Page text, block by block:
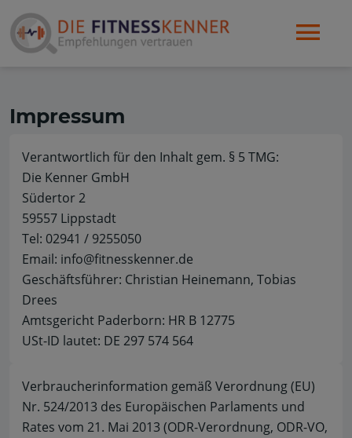
Impressum
Verantwortlich für den Inhalt gem. § 5 TMG:
Die Kenner GmbH
Südertor 2
59557 Lippstadt
Tel: 02941 / 9255050
Email: info@fitnesskenner.de
Geschäftsführer: Christian Heinemann, Tobias
Drees
Amtsgericht Paderborn: HR B 12775
USt-ID lautet: DE 297 574 564
Verbraucherinformation gemäß Verordnung (EU)
Nr. 524/2013 des Europäischen Parlaments und
Rates vom 21. Mai 2013 (ODR-Verordnung, ODR-VO,